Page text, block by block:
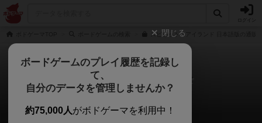
スピリット・アイランド 日本語版の通販/
スピリット・アイランド
ドスたかひろさんのレビュー
閉じる
ボードゲームのプレイ履歴を記録し
て、
自分のデータを管理しませんか？
約75,000人がボドゲーマを利用中！